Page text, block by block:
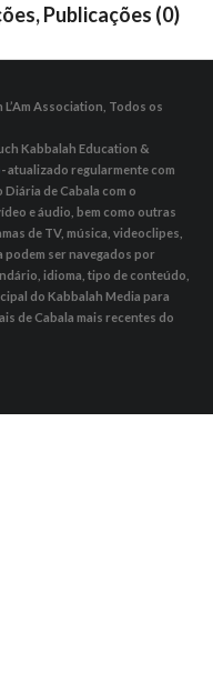
Publicações (0)
Association, Todos os
Kabbalah Education &
- atualizado regularmente com
de Cabala com o
e áudio, bem como outras
de TV, música, videoclipes,
ser navegados por
idioma, tipo de conteúdo,
do Kabbalah Media para
de Cabala mais recentes do